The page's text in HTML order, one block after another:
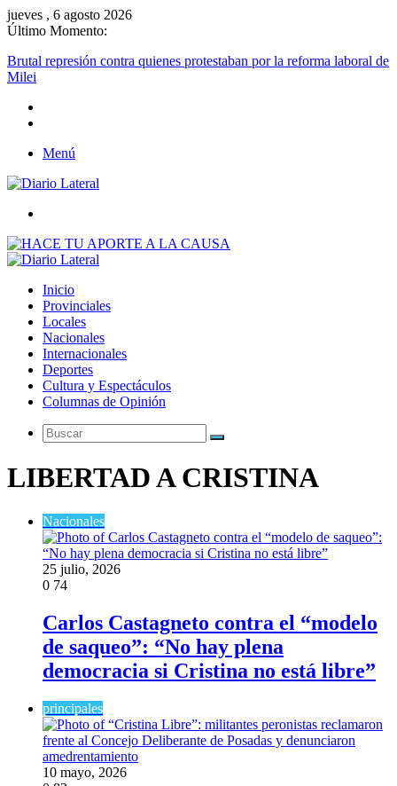
jueves , 6 agosto 2026
Último Momento:
Brutal represión contra quienes protestaban por la reforma laboral de
Milei
Menú
Inicio
Provinciales
Locales
Nacionales
Internacionales
Deportes
Cultura y Espectáculos
Columnas de Opinión
Buscar
LIBERTAD A CRISTINA
Nacionales
25 julio, 2026
0 74
Carlos Castagneto contra el “modelo
de saqueo”: “No hay plena
democracia si Cristina no está libre”
principales
10 mayo, 2026